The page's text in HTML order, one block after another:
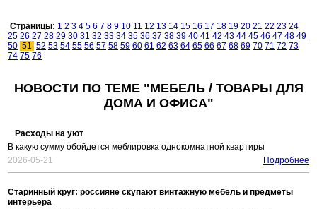
Страницы: 1 2 3 4 5 6 7 8 9 10 11 12 13 14 15 16 17 18 19 20 21 22 23 24
25 26 27 28 29 30 31 32 33 34 35 36 37 38 39 40 41 42 43 44 45 46 47 48 49
50 51 52 53 54 55 56 57 58 59 60 61 62 63 64 65 66 67 68 69 70 71 72 73
74 75 76
НОВОСТИ ПО ТЕМЕ "МЕБЕЛЬ / ТОВАРЫ ДЛЯ
ДОМА И ОФИСА"
Расходы на уют
В какую сумму обойдется меблировка однокомнатной квартиры
2026-05-21
Подробнее
Старинный круг: россияне скупают винтажную мебель и предметы
интерьера